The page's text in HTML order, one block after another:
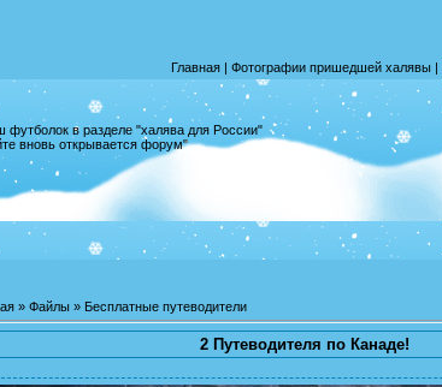
Главная | Фотографии пришедшей халявы |
в разделе "халява для России"
вновь открывается форум"
» Файлы » Бесплатные путеводители
2 Путеводителя по Канаде!